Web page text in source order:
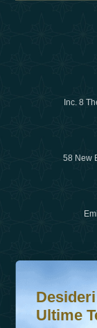
Inc. 8
58 New
Desideri
Iscriviti alla
Ultime